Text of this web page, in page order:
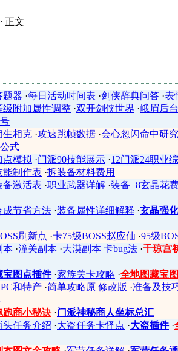
正文
题器 ·每日活动时间表 ·剑侠辞典问答 ·表
级附加属性调整 ·双开剑侠世界 ·峨眉后
生相克 ·攻速跳帧数据 ·会心忽闪命中研究
式
点模拟 ·门派90技能展示 ·12门派24职业
能制作表 ·拆装备材料费用
备激活表 ·职业武器详解 ·装备+8玄晶花
成节省方法 ·装备属性详细解释 ·玄晶强
刷新点 ·卡75级BOSS赵应仙 ·95级
本 ·潼关副本 ·大漠副本 卡bug法 ·千琼宫
宝图点插件·家族关卡攻略 ·全地图藏宝
和特产 ·简单攻略原 修改版 ·准备及技
跑商小秘诀 ·门派神秘商人坐标总汇
头任务介绍 ·大盗任务卡怪点 ·大盗插件·